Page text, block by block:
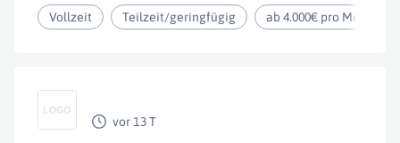
Vollzeit Teilzeit/geringfügig ab 4.000€ pro Monat
vor 13 T